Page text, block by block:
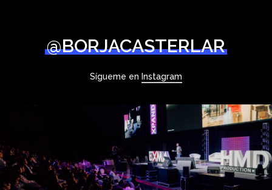
@BORJACASTERLAR
Sígueme en Instagram